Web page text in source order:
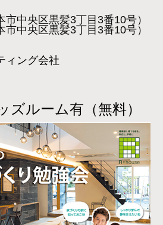
市中央区黒髪3丁目3番10号）
市中央区黒髪3丁目3番10号）
ィング会社
ズルーム有（無料）